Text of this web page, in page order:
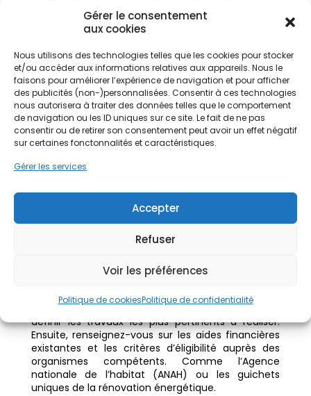
Gérer le consentement
aux cookies
Nous utilisons des technologies telles que les cookies pour stocker
et/ou accéder aux informations relatives aux appareils. Nous le
faisons pour améliorer l’expérience de navigation et pour afficher
des publicités (non-)personnalisées. Consentir à ces technologies
nous autorisera à traiter des données telles que le comportement
de navigation ou les ID uniques sur ce site. Le fait de ne pas
consentir ou de retirer son consentement peut avoir un effet négatif
sur certaines fonctonnalités et caractéristiques.
Gérer les services
Accepter
Refuser
Voir les préférences
Politique de cookiesPolitique de confidentialité
comme MaPrimeRénov’, qui est accessible sous
conditions de ressources et selon le type de
collectivités territoriales, telles que les régions et
les départements, peuvent également offrir des
aides complémentaires. Il est donc essentiel de se
renseigner auprès des organismes compétents
pour connaître les aides disponibles et les critères
d’éligibilité.
Comment accéder aux aides
disponibles ?
Réaliser un DPE/audit énergétique et se
renseigner auprès des organismes
compétents (ANAH) sont les premières étapes
disponibles pour les travaux de rénovation
réaliser un diagnostic de performance
votre logement. Cela permet d’identifier les points
faibles en termes d’efficacité énergétique et de
définir les travaux les plus pertinents à réaliser.
Ensuite, renseignez-vous sur les aides financières
existantes et les critères d’éligibilité auprès des
organismes compétents. Comme l’Agence
nationale de l’habitat (ANAH) ou les guichets
uniques de la rénovation énergétique.